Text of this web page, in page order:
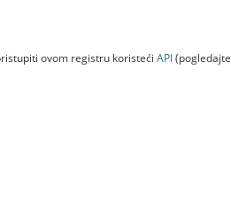
ovom registru koristeći API(pogledajte